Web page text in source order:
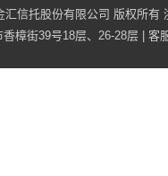
信托股份有限公司 版权所有
樟街39号18层、26-28层 |